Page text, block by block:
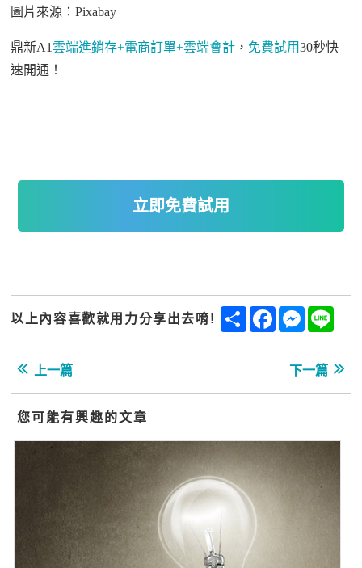
圖片來源：Pixabay
鼎新A1雲端進銷存+電商訂單+雲端會計 ， 免費試用30秒快
速開通！
立即免費試用
以上內容喜歡就用力分享出去唷! ShareFacebook
上一篇 下一篇
您可能有興趣的文章